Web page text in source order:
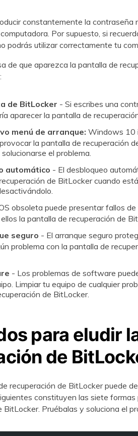
constantemente la contraseña
Por supuesto, si
podrás utilizar correctamente tu
de que aparezca la pantalla de
de BitLocker - Si escribes una
aparecer la pantalla de
menú de arranque: Windows 10
la pantalla de recuperación
el problema.
automático - El desbloqueo
de BitLocker cuando
obsoleta puede presentar fallos
la pantalla de recuperación de
seguro - El arranque seguro
problema con la pantalla de
- Los problemas de software
Limpiar tu equipo de cualquier
de BitLocker.
para eludir
de
recuperación de BitLocker puede
constituyen las siete formas
Pruébalas y soluciona el